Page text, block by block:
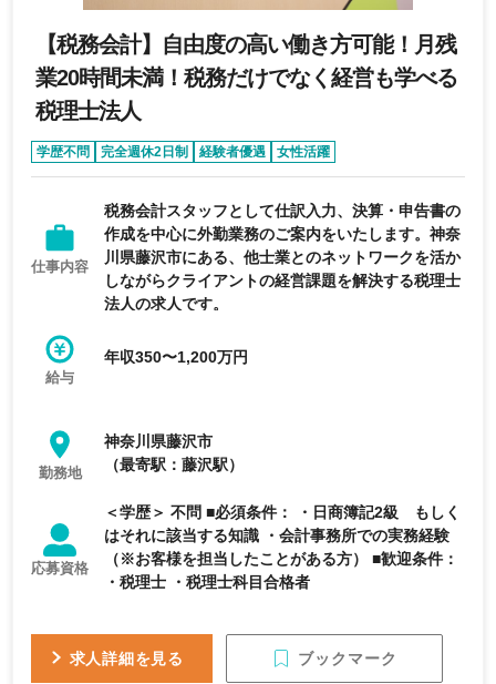
【税務会計】自由度の高い働き方可能！月残
業20時間未満！税務だけでなく経営も学べる
税理士法人
学歴不問 完全週休2日制 経験者優遇
女性活躍
オンライン面接あり
仕事内容
税務会計スタッフとして仕訳入力、決算・申告書の
作成を中心に外勤業務のご案内をいたします。神奈
川県藤沢市にある、他士業とのネットワークを活か
しながらクライアントの経営課題を解決する税理士
法人の求人です。
給与
年収350〜1,200万円
勤務地
神奈川県藤沢市
（最寄駅：藤沢駅）
応募資格
＜学歴＞ 不問 ■必須条件： ・日商簿記2級 もしく
はそれに該当する知識 ・会計事務所での実務経験
（※お客様を担当したことがある方） ■歓迎条件：
・税理士 ・税理士科目合格者
求人詳細を見る ブックマーク